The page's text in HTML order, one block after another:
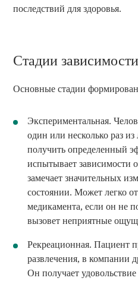
последствий для здоровья.
Стадии
Основные стадии
Экспериментальная.
один или несколько раз
получить определенный
испытывает зависимости
замечает значительных
состоянии. Может легко
медикамента, если он не
вызовет неприятные
Рекреационная. Пациент
развлечения, в компании
Он получает